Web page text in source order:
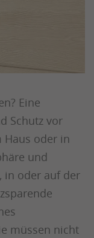
Eine
Schutz vor
Haus oder in
und
in oder auf der
müssen nicht